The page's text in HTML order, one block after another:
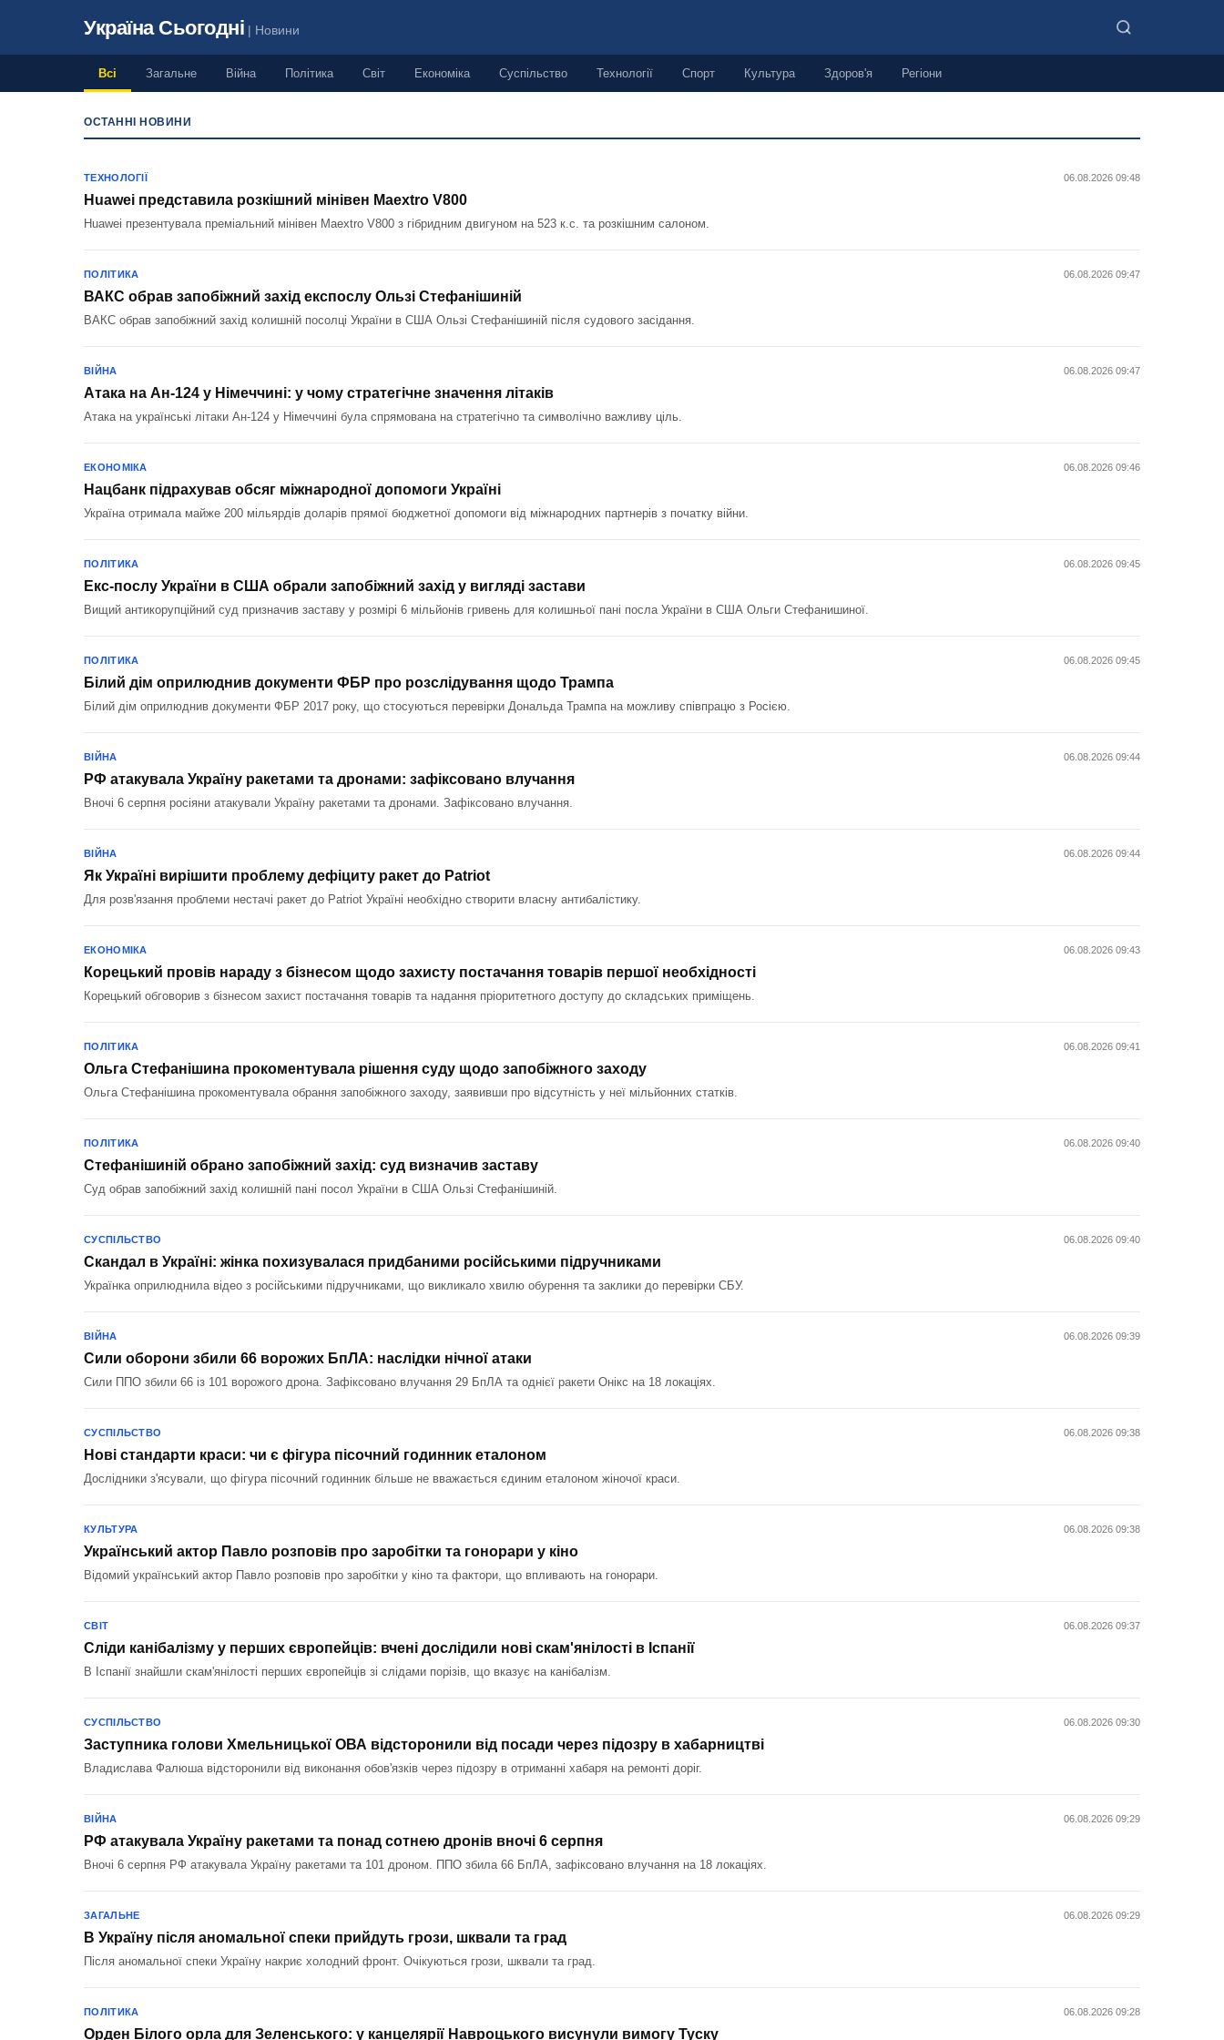
Україна Сьогодні | Новини
Всі Загальне Війна Політика Світ Економіка Суспільство Технології Спорт Культура Здоров'я Регіони
UKRAINE TODAY — актуальні новини України
ОСТАННІ НОВИНИ
ТЕХНОЛОГІЇ 06.08.2026 09:48
Huawei представила розкішний мінівен Maextro V800
Huawei презентувала преміальний мінівен Maextro V800 з гібридним двигуном на 523 к.с. та розкішним салоном.
ПОЛІТИКА 06.08.2026 09:47
ВАКС обрав запобіжний захід експослу Ользі Стефанішиній
ВАКС обрав запобіжний захід колишній посолці України в США Ользі Стефанішиній після судового засідання.
ВІЙНА 06.08.2026 09:47
Атака на Ан-124 у Німеччині: у чому стратегічне значення літаків
Атака на українські літаки Ан-124 у Німеччині була спрямована на стратегічно та символічно важливу ціль.
ЕКОНОМІКА 06.08.2026 09:46
Нацбанк підрахував обсяг міжнародної допомоги Україні
Україна отримала майже 200 мільярдів доларів прямої бюджетної допомоги від міжнародних партнерів з початку війни.
ПОЛІТИКА 06.08.2026 09:45
Екс-послу України в США обрали запобіжний захід у вигляді застави
Вищий антикорупційний суд призначив заставу у розмірі 6 мільйонів гривень для колишньої пані посла України в США Ольги Стефанишиної.
ПОЛІТИКА 06.08.2026 09:45
Білий дім оприлюднив документи ФБР про розслідування щодо Трампа
Білий дім оприлюднив документи ФБР 2017 року, що стосуються перевірки Дональда Трампа на можливу співпрацю з Росією.
ВІЙНА 06.08.2026 09:44
РФ атакувала Україну ракетами та дронами: зафіксовано влучання
Вночі 6 серпня росіяни атакували Україну ракетами та дронами. Зафіксовано влучання.
ВІЙНА 06.08.2026 09:44
Як Україні вирішити проблему дефіциту ракет до Patriot
Для розв'язання проблеми нестачі ракет до Patriot Україні необхідно створити власну антибалістику.
ЕКОНОМІКА 06.08.2026 09:43
Корецький провів нараду з бізнесом щодо захисту постачання товарів першої необхідності
Корецький обговорив з бізнесом захист постачання товарів та надання пріоритетного доступу до складських приміщень.
ПОЛІТИКА 06.08.2026 09:41
Ольга Стефанішина прокоментувала рішення суду щодо запобіжного заходу
Ольга Стефанішина прокоментувала обрання запобіжного заходу, заявивши про відсутність у неї мільйонних статків.
ПОЛІТИКА 06.08.2026 09:40
Стефанішиній обрано запобіжний захід: суд визначив заставу
Суд обрав запобіжний захід колишній пані посол України в США Ользі Стефанішиній.
СУСПІЛЬСТВО 06.08.2026 09:40
Скандал в Україні: жінка похизувалася придбаними російськими підручниками
Українка оприлюднила відео з російськими підручниками, що викликало хвилю обурення та заклики до перевірки СБУ.
ВІЙНА 06.08.2026 09:39
Сили оборони збили 66 ворожих БпЛА: наслідки нічної атаки
Сили ППО збили 66 із 101 ворожого дрона. Зафіксовано влучання 29 БпЛА та однієї ракети Онікс на 18 локаціях.
СУСПІЛЬСТВО 06.08.2026 09:38
Нові стандарти краси: чи є фігура пісочний годинник еталоном
Дослідники з'ясували, що фігура пісочний годинник більше не вважається єдиним еталоном жіночої краси.
КУЛЬТУРА 06.08.2026 09:38
Український актор Павло розповів про заробітки та гонорари у кіно
Відомий український актор Павло розповів про заробітки у кіно та фактори, що впливають на гонорари.
СВІТ 06.08.2026 09:37
Сліди канібалізму у перших європейців: вчені дослідили нові скам'янілості в Іспанії
В Іспанії знайшли скам'янілості перших європейців зі слідами порізів, що вказує на канібалізм.
СУСПІЛЬСТВО 06.08.2026 09:30
Заступника голови Хмельницької ОВА відсторонили від посади через підозру в хабарництві
Владислава Фалюша відсторонили від виконання обов'язків через підозру в отриманні хабаря на ремонті доріг.
ВІЙНА 06.08.2026 09:29
РФ атакувала Україну ракетами та понад сотнею дронів вночі 6 серпня
Вночі 6 серпня РФ атакувала Україну ракетами та 101 дроном. ППО збила 66 БпЛА, зафіксовано влучання на 18 локаціях.
ЗАГАЛЬНЕ 06.08.2026 09:29
В Україну після аномальної спеки прийдуть грози, шквали та град
Після аномальної спеки Україну накриє холодний фронт. Очікуються грози, шквали та град.
ПОЛІТИКА 06.08.2026 09:28
Орден Білого орла для Зеленського: у канцелярії Навроцького висунули вимогу Туску